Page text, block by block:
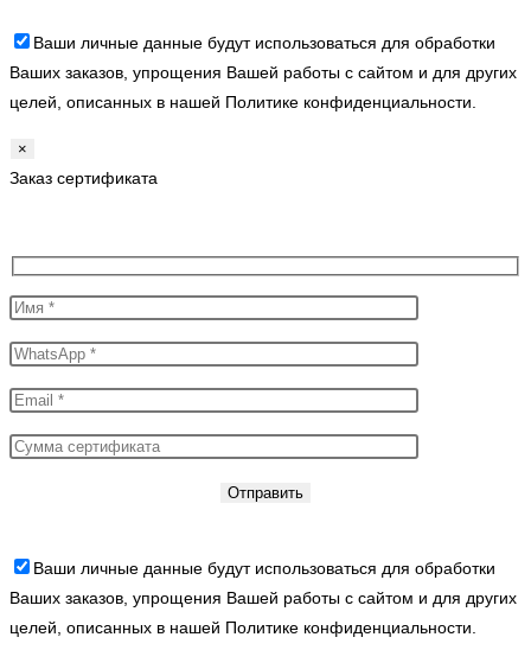
Ваши личные данные будут использоваться для обработки
Ваших заказов, упрощения Вашей работы с сайтом и для других
целей, описанных в нашей Политике конфиденциальности.
×
Заказ сертификата
Ваши личные данные будут использоваться для обработки
Ваших заказов, упрощения Вашей работы с сайтом и для других
целей, описанных в нашей Политике конфиденциальности.